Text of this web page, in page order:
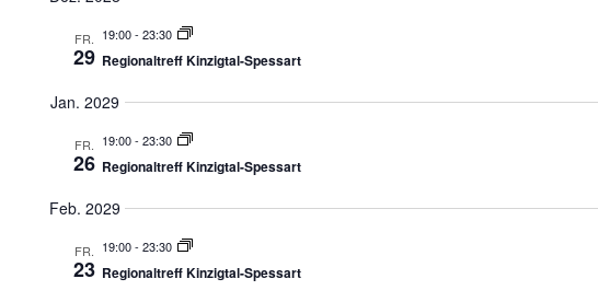
FR.
29
19:00- 23:30
Regionaltreff Kinzigtal-Spessart
Jan. 2029
FR.
26
19:00- 23:30
Regionaltreff Kinzigtal-Spessart
Feb. 2029
FR.
23
19:00- 23:30
Regionaltreff Kinzigtal-Spessart